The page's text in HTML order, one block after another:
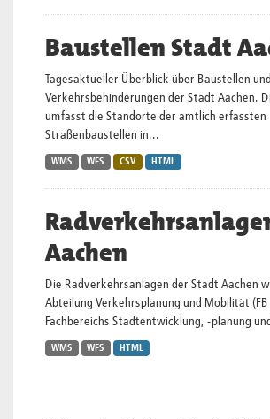
Baustellen Stadt
Tagesaktueller Überblick über Baustellen
Verkehrsbehinderungen der Stadt Aachen.
umfasst die Standorte der amtlich erfassten
Straßenbaustellen in...
WMS WFS CSV HTML
Aachen
Die Radverkehrsanlagen der Stadt Aachen
Abteilung Verkehrsplanung und Mobilität (FB
Fachbereichs Stadtentwicklung, -planung
WMS WFS HTML